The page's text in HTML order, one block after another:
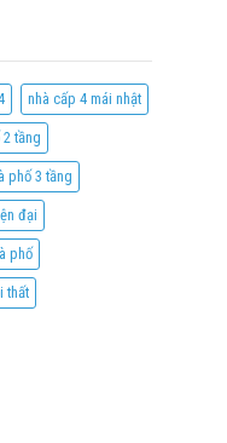
nhà cấp 4 mái nhật
tầng
phố 3 tầng
đại
phố
thất